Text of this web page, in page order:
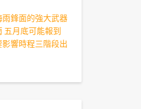
鋒面的強大武器
五月底可能報到
響時程三階段出